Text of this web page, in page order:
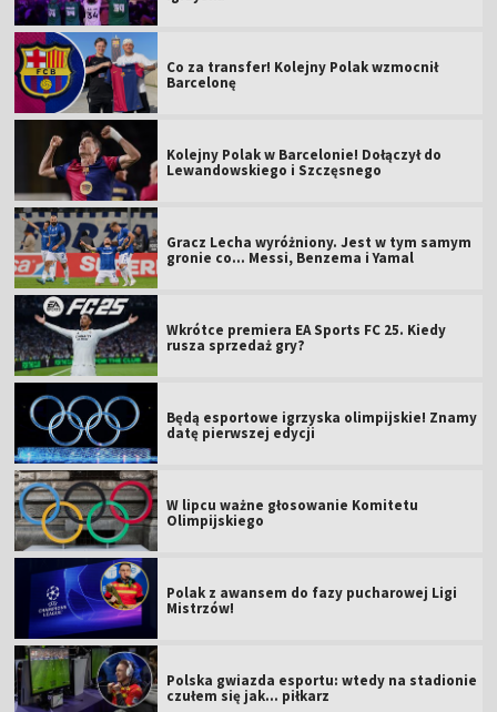
Co za transfer! Kolejny Polak wzmocnił
Barcelonę
Kolejny Polak w Barcelonie! Dołączył do
Lewandowskiego i Szczęsnego
Gracz Lecha wyróżniony. Jest w tym samym
gronie co... Messi, Benzema i Yamal
Wkrótce premiera EA Sports FC 25. Kiedy
rusza sprzedaż gry?
Będą esportowe igrzyska olimpijskie! Znamy
datę pierwszej edycji
W lipcu ważne głosowanie Komitetu
Olimpijskiego
Polak z awansem do fazy pucharowej Ligi
Mistrzów!
Polska gwiazda esportu: wtedy na stadionie
czułem się jak... piłkarz